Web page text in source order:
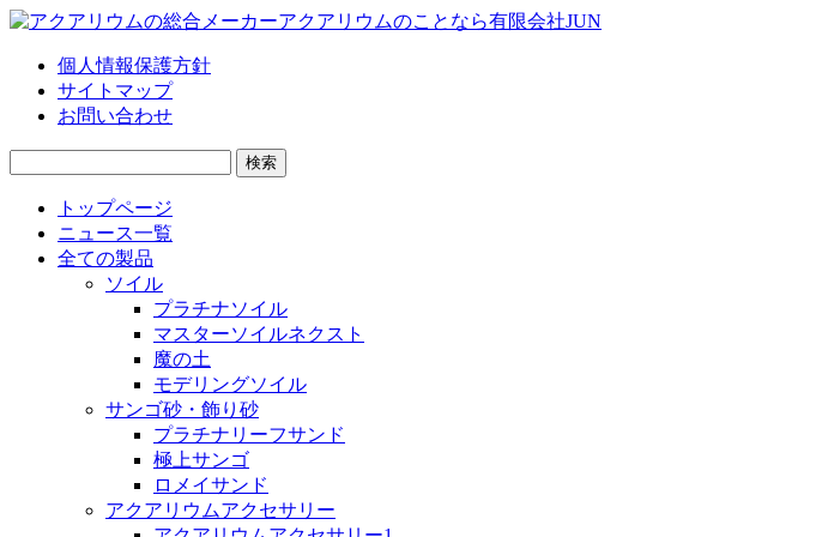
個人情報保護方針
サイトマップ
お問い合わせ
トップページ
ニュース一覧
全ての製品
ソイル
プラチナソイル
マスターソイルネクスト
魔の土
モデリングソイル
サンゴ砂・飾り砂
プラチナリーフサンド
極上サンゴ
ロメイサンド
アクアリウムアクセサリー